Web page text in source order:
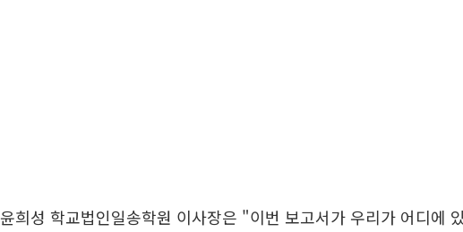
윤희성 학교법인일송학원 이사장은 "이번 보고서가 우리가 어디에